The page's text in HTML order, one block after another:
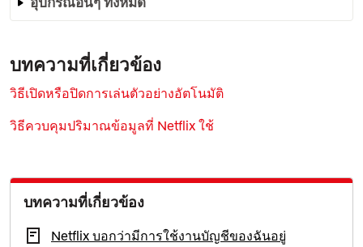
บทความที่เกี่ยวข้อง
วิธีเปิดหรือปิดการเล่นตัวอย่างอัตโนมัติ
วิธีควบคุมปริมาณข้อมูลที่ Netflix ใช้
บทความที่เกี่ยวข้อง
Netflix บอกว่ามีการใช้งานบัญชีของฉันอยู่